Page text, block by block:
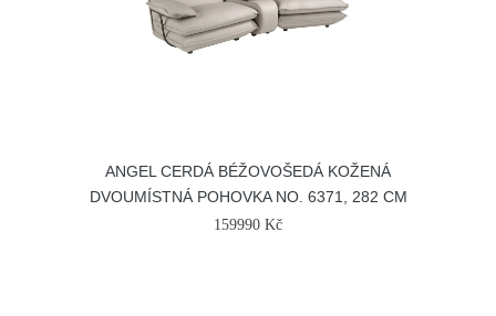
ANGEL CERDÁ BÉŽOVOŠEDÁ KOŽENÁ
DVOUMÍSTNÁ POHOVKA NO. 6371, 282 CM
159990 Kč